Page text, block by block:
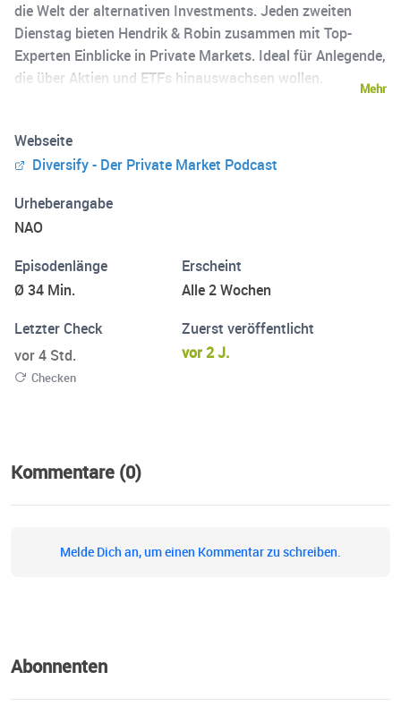
die Welt der alternativen Investments. Jeden zweiten
Dienstag bieten Hendrik & Robin zusammen mit Top-
Experten Einblicke in Private Markets. Ideal für Anlegende,
die über Aktien und ETFs hinauswachsen wollen.
dient ausschließlich zu Informationszwecken und stellt
keine Anlageberatung dar.
Mehr
Webseite
Diversify - Der Private Market Podcast
Urheberangabe
NAO
Episodenlänge
Ø 34 Min.
Erscheint
Alle 2 Wochen
Letzter Check
vor 4 Std.
Checken
Zuerst veröffentlicht
vor 2 J.
Kommentare (0)
Melde Dich an, um einen Kommentar zu schreiben.
Abonnenten